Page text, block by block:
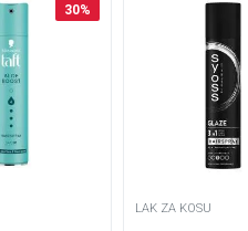
30%
LAK ZA KOSU